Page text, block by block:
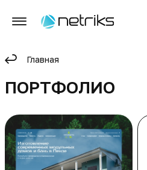
Главная
ПОРТФОЛИО